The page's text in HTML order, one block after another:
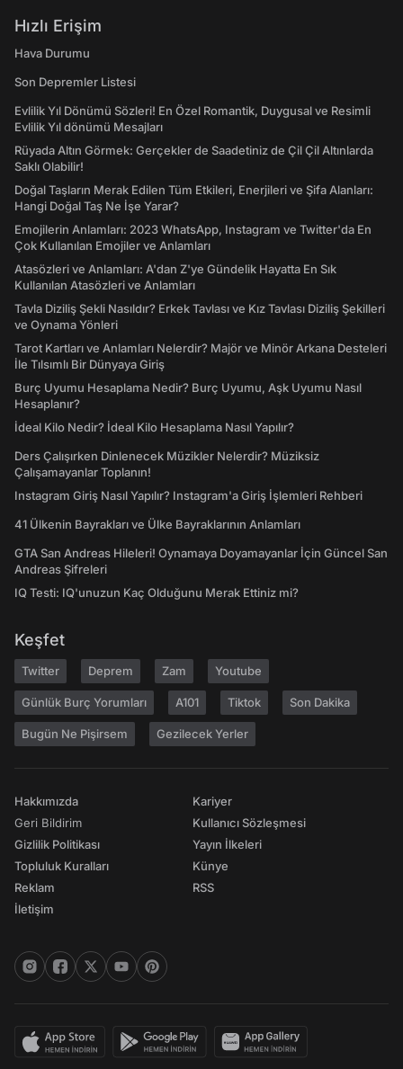
Hızlı Erişim
Hava Durumu
Son Depremler Listesi
Evlilik Yıl Dönümü Sözleri! En Özel Romantik, Duygusal ve Resimli
Evlilik Yıl dönümü Mesajları
Rüyada Altın Görmek: Gerçekler de Saadetiniz de Çil Çil Altınlarda
Saklı Olabilir!
Doğal Taşların Merak Edilen Tüm Etkileri, Enerjileri ve Şifa Alanları:
Hangi Doğal Taş Ne İşe Yarar?
Emojilerin Anlamları: 2023 WhatsApp, Instagram ve Twitter'da En
Çok Kullanılan Emojiler ve Anlamları
Atasözleri ve Anlamları: A'dan Z'ye Gündelik Hayatta En Sık
Kullanılan Atasözleri ve Anlamları
Tavla Diziliş Şekli Nasıldır? Erkek Tavlası ve Kız Tavlası Diziliş Şekilleri
ve Oynama Yönleri
Tarot Kartları ve Anlamları Nelerdir? Majör ve Minör Arkana Desteleri
İle Tılsımlı Bir Dünyaya Giriş
Burç Uyumu Hesaplama Nedir? Burç Uyumu, Aşk Uyumu Nasıl
Hesaplanır?
İdeal Kilo Nedir? İdeal Kilo Hesaplama Nasıl Yapılır?
Ders Çalışırken Dinlenecek Müzikler Nelerdir? Müziksiz
Çalışamayanlar Toplanın!
Instagram Giriş Nasıl Yapılır? Instagram'a Giriş İşlemleri Rehberi
41 Ülkenin Bayrakları ve Ülke Bayraklarının Anlamları
GTA San Andreas Hileleri! Oynamaya Doyamayanlar İçin Güncel San
Andreas Şifreleri
IQ Testi: IQ'unuzun Kaç Olduğunu Merak Ettiniz mi?
Keşfet
Twitter Deprem Zam Youtube
Günlük Burç Yorumları A101 Tiktok Son Dakika
Bugün Ne Pişirsem Gezilecek Yerler
Hakkımızda
Geri Bildirim
Gizlilik Politikası
Topluluk Kuralları
Reklam
İletişim
Kariyer
Kullanıcı Sözleşmesi
Yayın İlkeleri
Künye
RSS